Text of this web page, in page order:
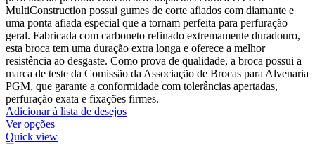
MultiConstruction possui gumes de corte afiados com diamante e
uma ponta afiada especial que a tornam perfeita para perfuração
geral. Fabricada com carboneto refinado extremamente duradouro,
esta broca tem uma duração extra longa e oferece a melhor
resistência ao desgaste. Como prova de qualidade, a broca possui a
marca de teste da Comissão da Associação de Brocas para Alvenaria
PGM, que garante a conformidade com tolerâncias apertadas,
perfuração exata e fixações firmes.
Adicionar à lista de desejos
Ver opções
Quick view